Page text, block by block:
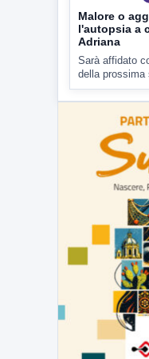
Malore o
l'autopsia a
Adriana
Sarà affidato
della prossima